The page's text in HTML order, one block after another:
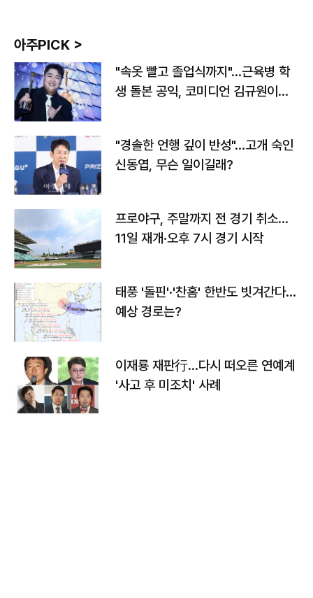
아주PICK >
"속옷 빨고 졸업식까지"…근육병 학
생 돌본 공익, 코미디언 김규원이었
"경솔한 언행 깊이 반성"…고개 숙인
신동엽, 무슨 일이길래?
프로야구, 주말까지 전 경기 취소…
11일 재개·오후 7시 경기 시작
태풍 '돌핀'·'찬홈' 한반도 빗겨간다…
예상 경로는?
이재룡 재판行…다시 떠오른 연예계
'사고 후 미조치' 사례